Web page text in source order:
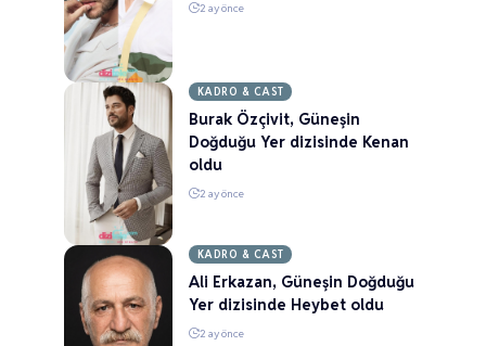
2 ay önce
KADRO & CAST
Burak Özçivit, Güneşin
Doğduğu Yer dizisinde Kenan
oldu
2 ay önce
KADRO & CAST
Ali Erkazan, Güneşin Doğduğu
Yer dizisinde Heybet oldu
2 ay önce